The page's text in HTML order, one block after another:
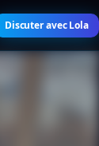
Discuter avec Lola